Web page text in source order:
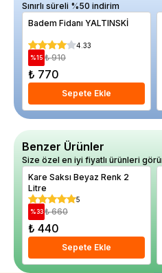
Sınırlı süreli %50 indirim
Badem Fidanı YALTINSKİ
4.33
%15 ₺ 910
₺ 770
Sepete Ekle
Benzer Ürünler
Size özel en iyi fiyatlı ürünleri
Kare Saksı Beyaz Renk 2
Litre
5
%33 ₺ 660
₺ 440
Sepete Ekle